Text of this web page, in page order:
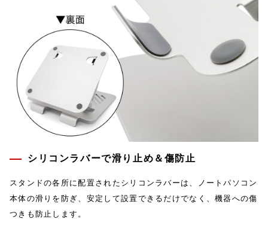
シリコンラバーで滑り止め＆傷防止
スタンドの各所に配置されたシリコンラバーは、ノートパソコン
本体の滑りを防ぎ、安定して設置できるだけでなく、機器への傷
つきも防止します。